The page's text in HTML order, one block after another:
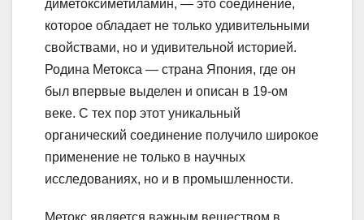
диметоксиметиламин, — это соединение,
которое обладает не только удивительными
свойствами, но и удивительной историей.
Родина Метокса — страна Япония, где он
был впервые выделен и описан в 19-ом
веке. С тех пор этот уникальный
органический соединение получило широкое
применение не только в научных
исследованиях, но и в промышленности.